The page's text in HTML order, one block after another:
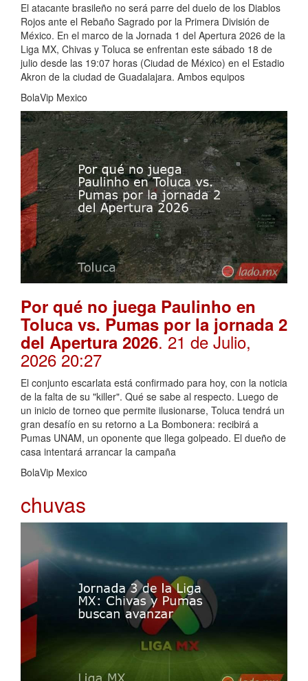
El atacante brasileño no será parre del duelo de los Diablos
Rojos ante el Rebaño Sagrado por la Primera División de
México. En el marco de la Jornada 1 del Apertura 2026 de la
Liga MX, Chivas y Toluca se enfrentan este sábado 18 de
julio desde las 19:07 horas (Ciudad de México) en el Estadio
Akron de la ciudad de Guadalajara. Ambos equipos
BolaVip Mexico
Por qué no juega Paulinho en
Toluca vs. Pumas por la jornada 2
del Apertura 2026. 21 de Julio,
2026 20:27
El conjunto escarlata está confirmado para hoy, con la noticia
de la falta de su "killer". Qué se sabe al respecto. Luego de
un inicio de torneo que permite ilusionarse, Toluca tendrá un
gran desafío en su retorno a La Bombonera: recibirá a
Pumas UNAM, un oponente que llega golpeado. El dueño de
casa intentará arrancar la campaña
BolaVip Mexico
chuvas